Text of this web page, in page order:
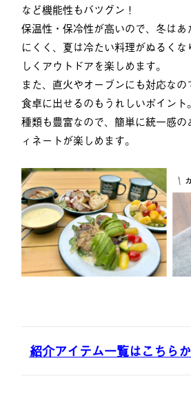
など機能性もバツグン！
保温性・保冷性が高いので、冬はあ
にくく、夏は冷たい料理がぬるく
しくアウトドアを楽しめます。
また、直火やオーブンにも対応な
食卓に出せるのもうれしいポイント。
種類も豊富なので、簡単に統一感
ィネートが楽しめます。
紹介アイテム一覧はこちら